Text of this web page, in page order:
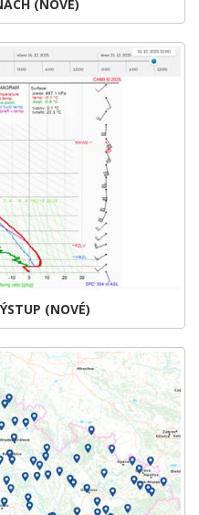
(NOVÉ)
(NOVÉ)